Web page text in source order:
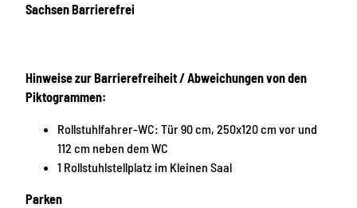
Sachsen Barrierefrei
Hinweise zur Barrierefreiheit / Abweichungen von den
Piktogrammen:
Rollstuhlfahrer-WC: Tür 90 cm, 250x120 cm vor und
112 cm neben dem WC
1 Rollstuhlstellplatz im Kleinen Saal
Parken